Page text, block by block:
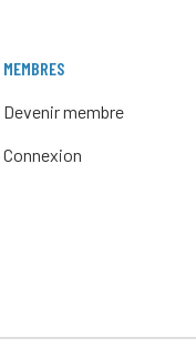
MEMBRES
Devenir membre
Connexion